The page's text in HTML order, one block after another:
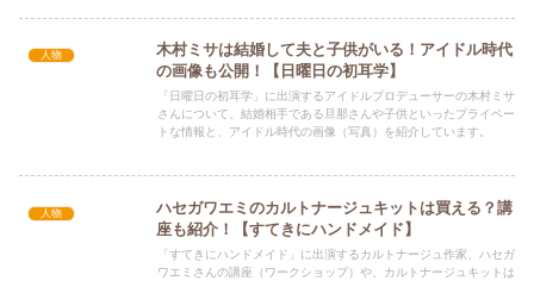
人物
木村ミサは結婚して夫と子供がいる！アイドル時代
の画像も公開！【日曜日の初耳学】
「日曜日の初耳学」に出演するアイドルプロデューサーの木村ミサ
さんについて、結婚相手である旦那さんや子供といったプライベー
トな情報と、アイドル時代の画像（写真）を紹介しています。
人物
ハセガワエミのカルトナージュキットは買える？講
座も紹介！【すてきにハンドメイド】
「すてきにハンドメイド」に出演するカルトナージュ作家、ハセガ
ワエミさんの講座（ワークショップ）や、カルトナージュキットは